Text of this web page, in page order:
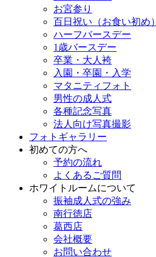
お宮参り
百日祝い（お食い初め）
ハーフバースデー
1歳バースデー
卒業・大人袴
入園・卒園・入学
マタニティフォト
男性の成人式
各種記念写真
法人向け写真撮影
フォトギャラリー
初めての方へ
予約の流れ
よくあるご質問
ホワイトルームについて
振袖成人式の強み
南行徳店
葛西店
会社概要
お問い合わせ